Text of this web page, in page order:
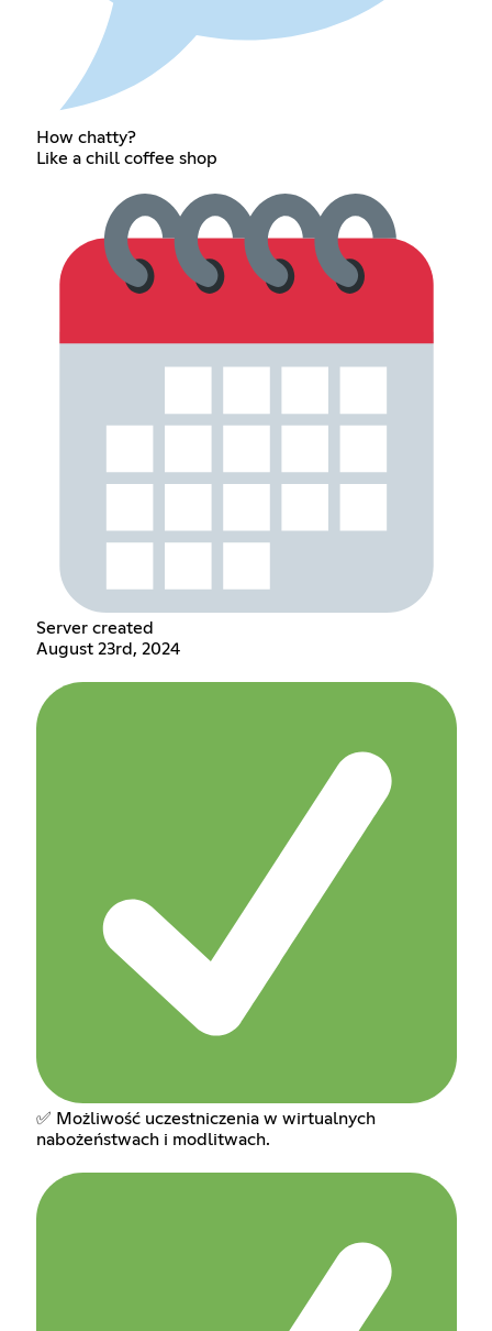
How chatty?
Like a chill coffee shop
Server created
August 23rd, 2024
✅ Możliwość uczestniczenia w wirtualnych
nabożeństwach i modlitwach.